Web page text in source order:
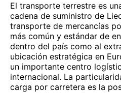
El transporte terrestre es
cadena de suministro de
transporte de mercancías
más común y estándar de
dentro del país como al
ubicación estratégica en
un importante centro
internacional. La
carga por carretera es la